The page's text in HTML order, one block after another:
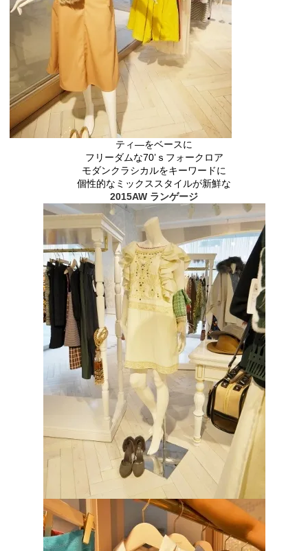
ティ―をベースに
フリーダムな70’ｓフォークロア
モダンクラシカルをキーワードに
個性的なミックススタイルが新鮮な
2015AW ランゲージ